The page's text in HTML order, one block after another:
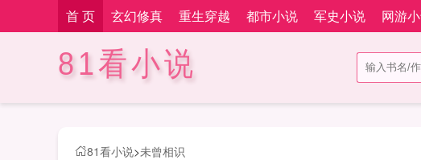
首 页 玄幻修真 重生穿越 都市小说 军史小说 网游
81看小说
81看小说>未曾相识